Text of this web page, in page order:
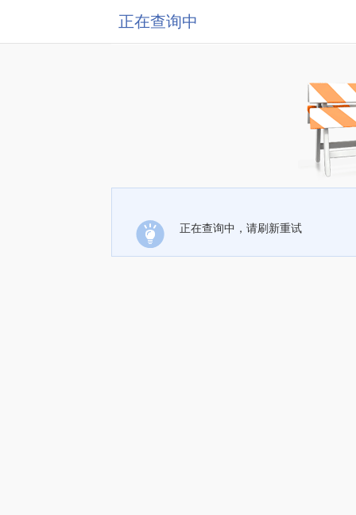
正在查询中
正在查询中，请刷新重试